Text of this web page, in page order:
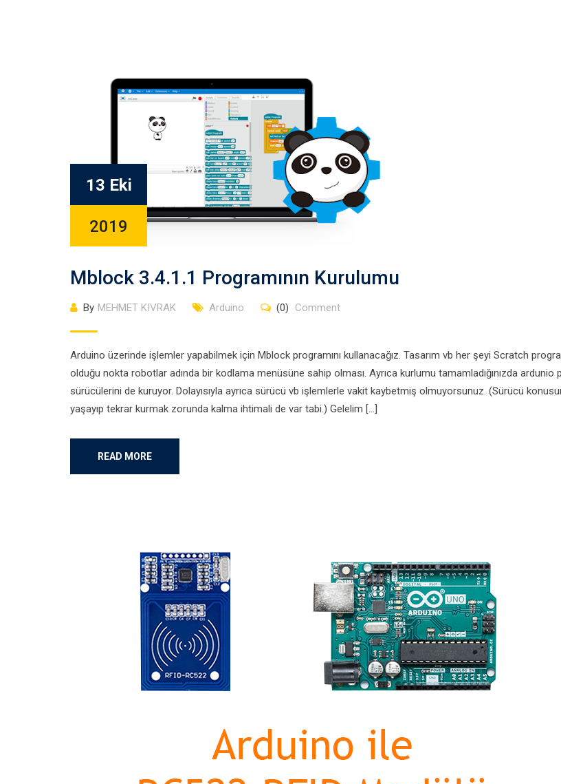
13 Eki
2019
Mblock 3.4.1.1 Programının Kurulumu
By MEHMET KIVRAK Arduino (0) Comment
Arduino üzerinde işlemler yapabilmek için Mblock programını kullanacağız. Tasarım vb her şeyi Scratch
olduğu nokta robotlar adında bir kodlama menüsüne sahip olması. Ayrıca kurlumu tamamladığınızda ardunio
sürücülerini de kuruyor. Dolayısıyla ayrıca sürücü vb işlemlerle vakit kaybetmiş olmuyorsunuz. (Sürücü
yaşayıp tekrar kurmak zorunda kalma ihtimali de var tabi.) Gelelim […]
READ MORE